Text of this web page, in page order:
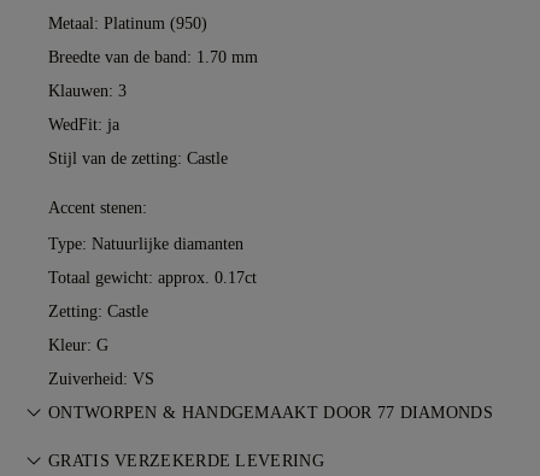
Metaal: Platinum (950)
Breedte van de band: 1.70 mm
Klauwen: 3
WedFit: ja
Stijl van de zetting: Castle
Accent stenen:
Type: Natuurlijke diamanten
Totaal gewicht: approx. 0.17ct
Zetting: Castle
Kleur: G
Zuiverheid: VS
ONTWORPEN & HANDGEMAAKT DOOR 77 DIAMONDS
De kunst van juweliersvakmanschap, tot leven gebracht door
GRATIS VERZEKERDE LEVERING